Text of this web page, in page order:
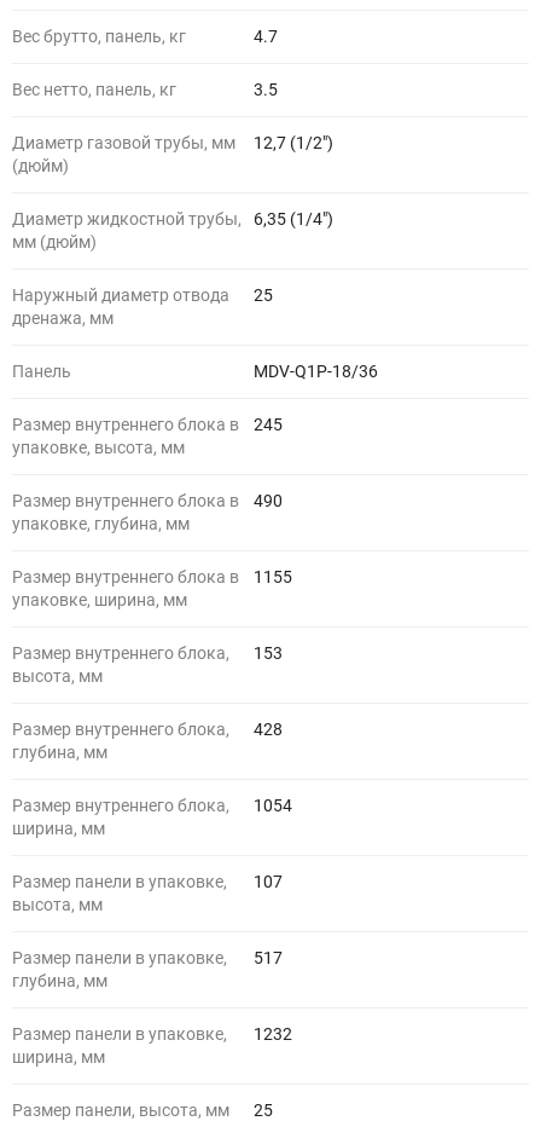
Вес брутто, панель, кг 4.7
Вес нетто, панель, кг 3.5
Диаметр газовой трубы, мм
(дюйм)
12,7 (1/2")
Диаметр жидкостной трубы,
мм (дюйм)
6,35 (1/4")
Наружный диаметр отвода
дренажа, мм
25
Панель MDV-Q1P-18/36
Размер внутреннего блока в
упаковке, высота, мм
245
Размер внутреннего блока в
упаковке, глубина, мм
490
Размер внутреннего блока в
упаковке, ширина, мм
1155
Размер внутреннего блока,
высота, мм
153
Размер внутреннего блока,
глубина, мм
428
Размер внутреннего блока,
ширина, мм
1054
Размер панели в упаковке,
высота, мм
107
Размер панели в упаковке,
глубина, мм
517
Размер панели в упаковке,
ширина, мм
1232
Размер панели, высота, мм 25